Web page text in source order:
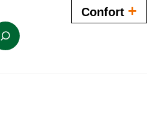
Confort +
Que recherchez-vous ?